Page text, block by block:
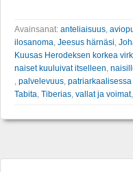
Avainsanat: anteliaisuus,
ilosanoma, Jeesus härnäsi,
Kuusas Herodeksen korkea
naiset kuuluivat itselleen,
, palvelevuus,
Tabita, Tiberias, vallat ja voimat,